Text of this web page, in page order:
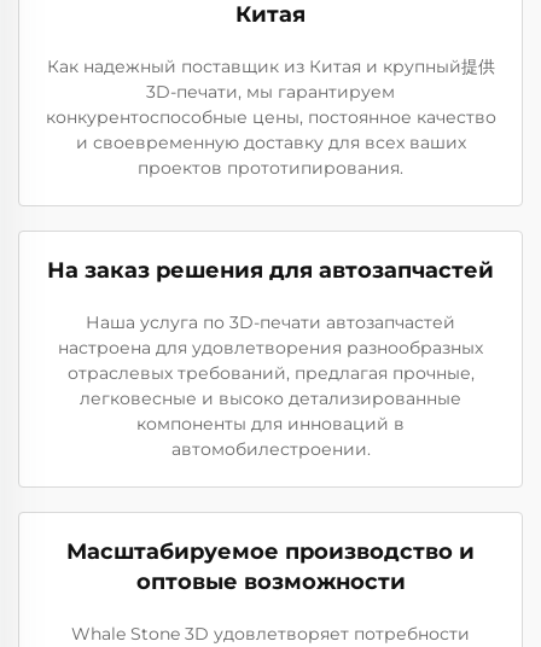
Китая
Как надежный поставщик из Китая и крупный提供
3D-печати, мы гарантируем
конкурентоспособные цены, постоянное качество
и своевременную доставку для всех ваших
проектов прототипирования.
На заказ решения для автозапчастей
Наша услуга по 3D-печати автозапчастей
настроена для удовлетворения разнообразных
отраслевых требований, предлагая прочные,
легковесные и высоко детализированные
компоненты для инноваций в
автомобилестроении.
Масштабируемое производство и
оптовые возможности
Whale Stone 3D удовлетворяет потребности